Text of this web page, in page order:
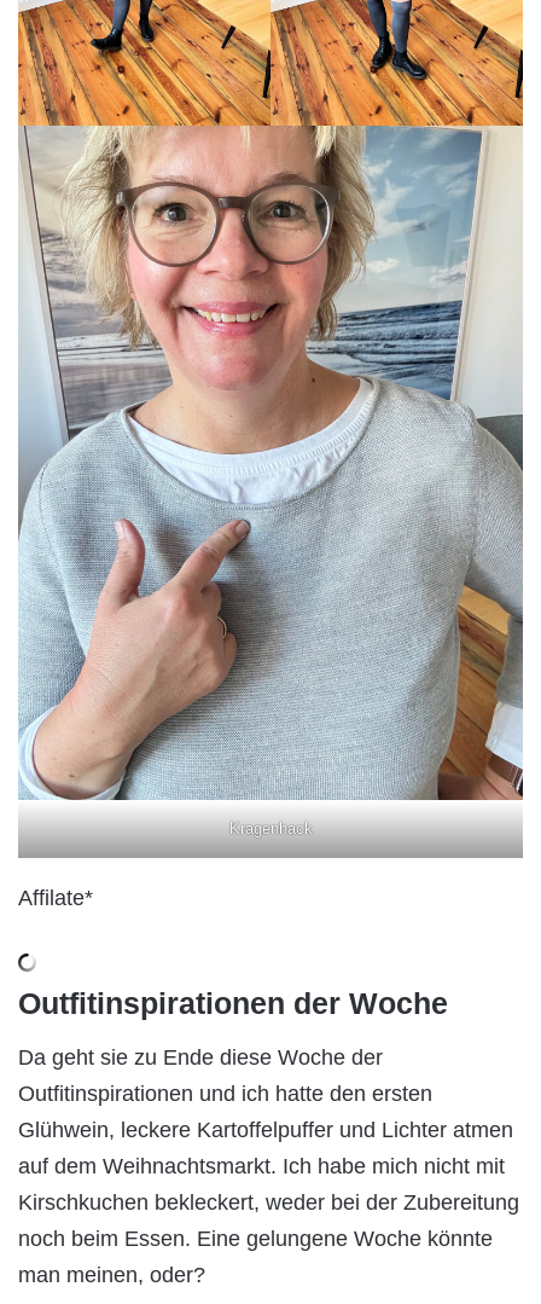
Kragenhack
Affilate*
Outfitinspirationen der Woche
Da geht sie zu Ende diese Woche der
Outfitinspirationen und ich hatte den ersten
Glühwein, leckere Kartoffelpuffer und Lichter atmen
auf dem Weihnachtsmarkt. Ich habe mich nicht mit
Kirschkuchen bekleckert, weder bei der Zubereitung
noch beim Essen. Eine gelungene Woche könnte
man meinen, oder?